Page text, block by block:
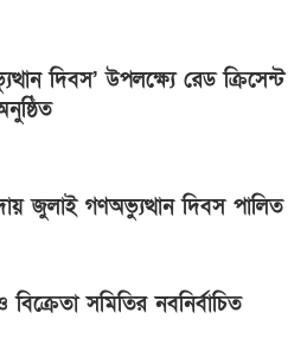
দিবস’ উপলক্ষ্যে রেড ক্রিসেন্ট
জুলাই গণঅভ্যুত্থান দিবস পালিত
সমিতির নবনির্বাচিত